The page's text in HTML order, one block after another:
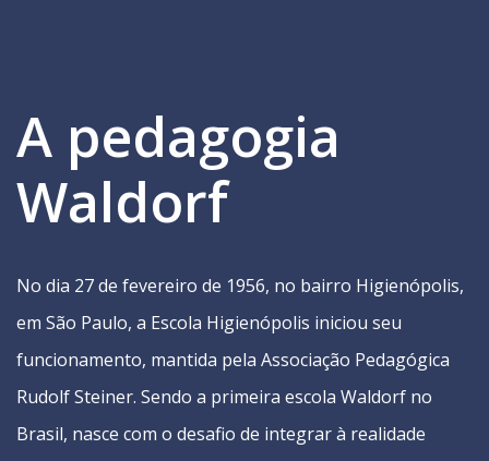
A pedagogia
Waldorf
No dia 27 de fevereiro de 1956, no bairro Higienópolis,
em São Paulo, a Escola Higienópolis iniciou seu
funcionamento, mantida pela Associação Pedagógica
Rudolf Steiner. Sendo a primeira escola Waldorf no
Brasil, nasce com o desafio de integrar à realidade